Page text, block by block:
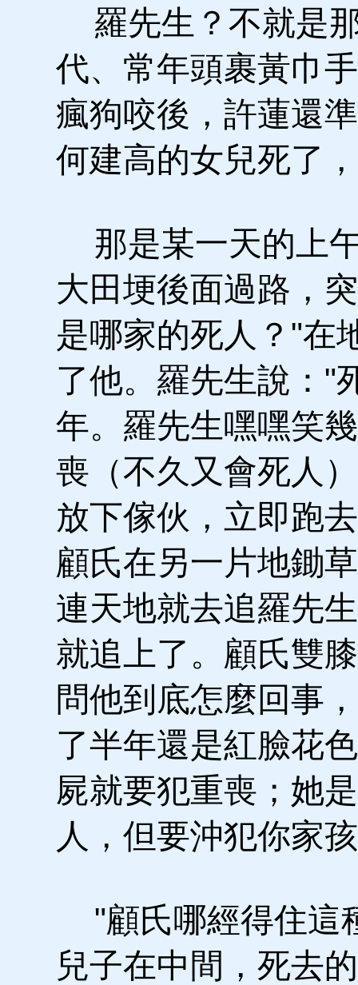
羅先生？不就是
代、常年頭裹黃巾
瘋狗咬後，許蓮還
何建高的女兒死了
那是某一天的上
大田埂後面過路，
是哪家的死人？"在
了他。羅先生說："
年。羅先生嘿嘿笑
喪（不久又會死人
放下傢伙，立即跑
顧氏在另一片地鋤
連天地就去追羅先
就追上了。顧氏雙
問他到底怎麼回事
了半年還是紅臉花
屍就要犯重喪；她
人，但要沖犯你家
"顧氏哪經得住這
兒子在中間，死去